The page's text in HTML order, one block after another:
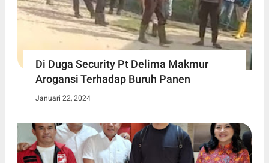
Di Duga Security Pt Delima Makmur
Arogansi Terhadap Buruh Panen
Januari 22, 2024